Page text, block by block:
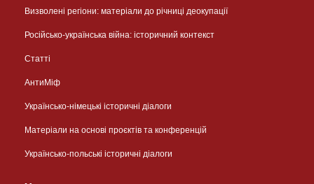
Визволені регіони: матеріали до річниці деокупації
Російсько-українська війна: історичний контекст
Статті
АнтиМіф
Українсько-німецькі історичні діалоги
Матеріали на основі проєктів та конференцій
Українсько-польські історичні діалоги